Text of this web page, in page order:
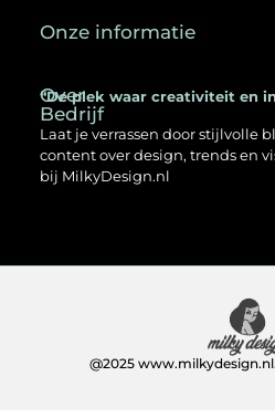
Over
Bedrijf
“De plek waar creativiteit en
Laat je verrassen door stijlvolle
content over design, trends en
bij MilkyDesign.nl
Onze informatie
@2025